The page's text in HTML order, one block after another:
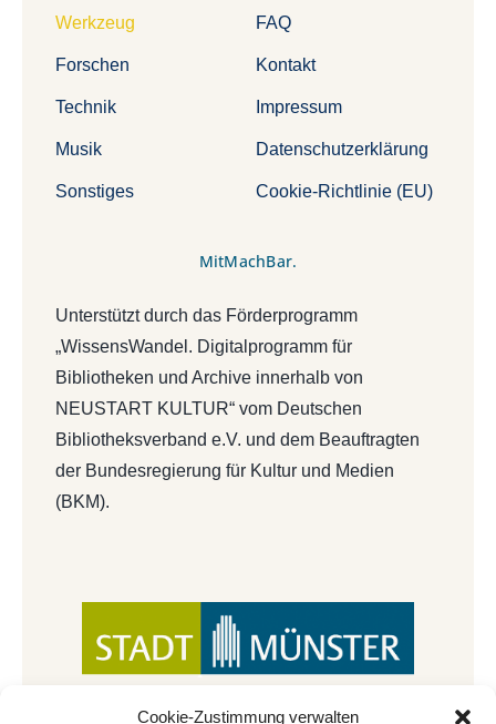
Cookie-Zustimmung verwalten
Werkzeug
Forschen
Technik
Musik
Sonstiges
FAQ
Kontakt
Impressum
Datenschutzerklärung
Cookie-Richtlinie (EU)
MitMachBar.
Unterstützt durch das Förderprogramm
„WissensWandel. Digitalprogramm für
Bibliotheken und Archive innerhalb von
NEUSTART KULTUR“ vom Deutschen
Bibliotheksverband e.V. und dem Beauftragten
der Bundesregierung für Kultur und Medien
(BKM).